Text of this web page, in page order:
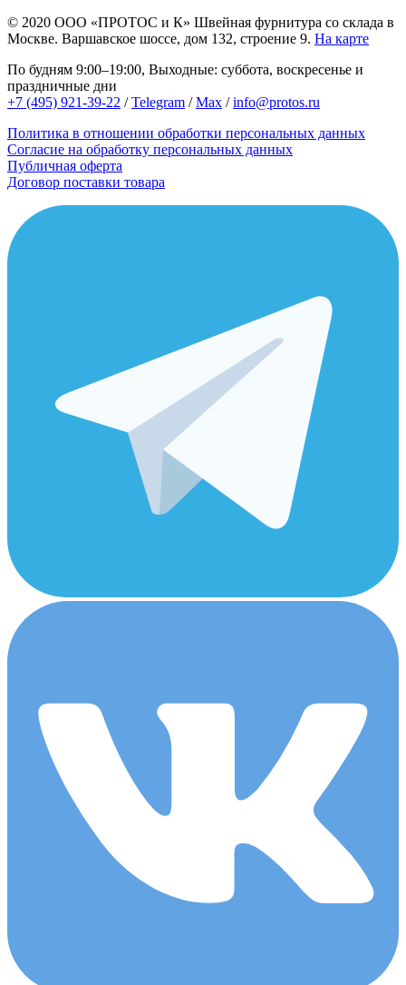
© 2020 ООО «ПРОТОС и К» Швейная фурнитура со склада в
Москве. Варшавское шоссе, дом 132, строение 9. На карте
По будням 9:00–19:00, Выходные: суббота, воскресенье и
праздничные дни
+7 (495) 921-39-22 /Telegram /Max /info@protos.ru
Политика в отношении обработки персональных данных
Согласие на обработку персональных данных
Публичная оферта
Договор поставки товара